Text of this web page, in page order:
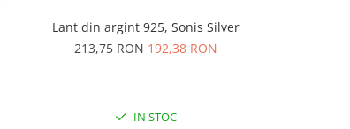
Lant din argint 925, Sonis Silver
213,75 RON192,38 RON
IN STOC